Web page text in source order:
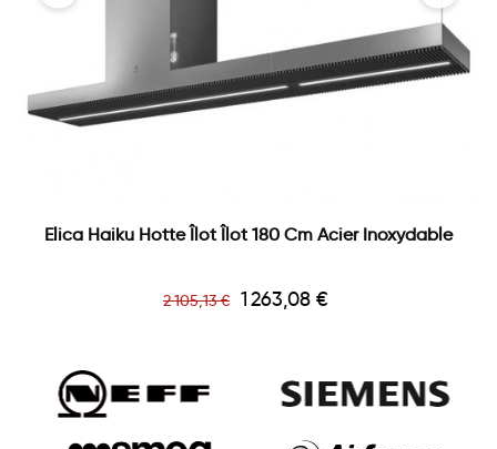
Elica Haiku Hotte Îlot Îlot 180 Cm Acier Inoxydable
Prix
2 105,13 € Prix
1 263,08 €